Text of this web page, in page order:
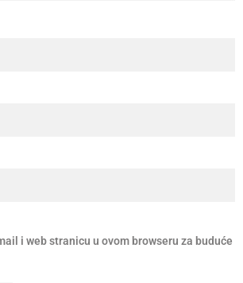
i web stranicu u ovom browseru za buduće